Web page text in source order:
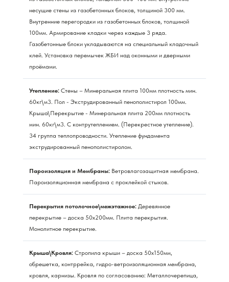
несущие стены из газобетонных блоков, толщиной 300 мм.
Внутренние перегородки из газобетонных блоков, толщиной
100мм. Армирование кладки через каждые 3 ряда.
Газобетонные блоки укладываются на специальный кладочный
клей. Установка перемычек ЖБИ над оконными и дверными
проёмами.
Утепление: Стены – Минеральная плита 100мм плотность мин.
60кг\м3. Пол - Экструдированный пенополистирол 100мм.
Крыша\Перекрытие - Минеральная плита 200мм плотность
мин. 60кг\м3. С контрутеплением. (Перекрестное утепление).
34 группа теплопроводности. Утепление фундамента
экструдированный пенополистиролом.
Пароизоляция и Мембраны: Ветровлагозащитная мембрана.
Пароизоляционная мембрана с проклейкой стыков.
Перекрытия потолочное\межэтажное: Деревянное
перекрытие – доска 50х200мм. Плита перекрытия.
Монолитное перекрытие.
Крыша\Кровля: Стропила крыши – доска 50х150мм,
обрешетка, контррейка, гидро-ветроизоляционная мембрана,
кровля, карнизы. Кровля по согласованию: Металлочерепица,